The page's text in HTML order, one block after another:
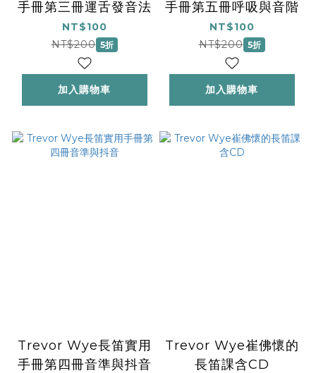
手冊第三冊運舌發音法
NT$100
NT$200 5折
加入購物車
手冊第五冊呼吸與音階
NT$100
NT$200 5折
加入購物車
Trevor Wye長笛實用
手冊第四冊音準與抖音
Trevor Wye崔佛懷的
長笛課含CD